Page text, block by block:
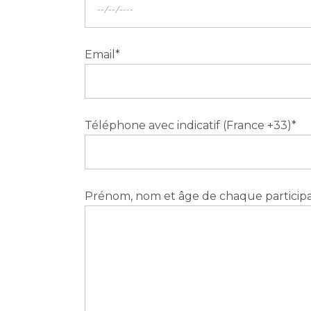
Email*
Téléphone avec indicatif (France +33)*
Prénom, nom et âge de chaque